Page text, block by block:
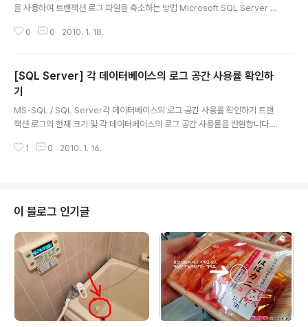
을 사용하여 트랜잭션 로그 파일을 축소하는 방법 Microsoft SQL Server 2
이지를 제거할 수 있습니다. 데이터베이스 엔진에 의해 공간이 효율적으로 다시
용하여 SQL Server 2005 데이터베이스의 전체 복구 모델에서 트랜잭션 로
그 파일을 수동으로 축소하는 방법을 설명합니다. SQL Server 2005에서 트
랜잭션 로그 파일을 축소하는 데 사용하는 방법은 SQL ..
0 0 2010. 1. 18.
[SQL Server] 각 데이터베이스의 로그 공간 사용률 확인하
기
MS-SQL / SQL Server각 데이터베이스의 로그 공간 사용률 확인하기 트랜
잭션 로그의 현재 크기 및 각 데이터베이스의 로그 공간 사용률을 반환합니다.
습니다. 쿼리 실행창에서 DBCC SQLPERF(LOGSPACE)GO 을 실행합니
로 이 크기는 원래 로그 공간을 위해 할당된 크기보다 항상 작습니다.Log Spa
ce Used(%)로그 파일에서 트랜잭션 로그 정보가 현재 차지하고 있는 비율..
1 0 2010. 1. 16.
이 블로그 인기글